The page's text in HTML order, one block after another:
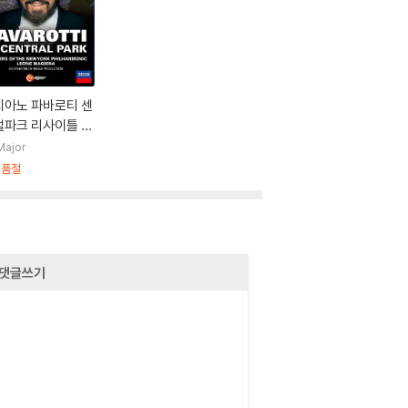
아노 파바로티 센
파크 리사이틀 (P
In Central
절
글쓰기